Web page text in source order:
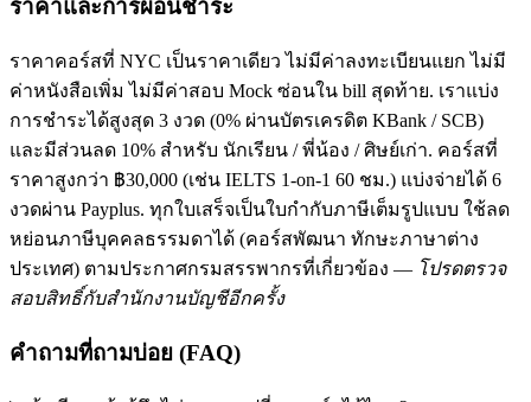
ราคาและการผ่อนชำระ
ราคาคอร์สที่ NYC เป็นราคาเดียว ไม่มีค่าลงทะเบียนแยก ไม่มี
ค่าหนังสือเพิ่ม ไม่มีค่าสอบ Mock ซ่อนใน bill สุดท้าย. เราแบ่ง
การชำระได้สูงสุด 3 งวด (0% ผ่านบัตรเครดิต KBank / SCB)
และมีส่วนลด 10% สำหรับ นักเรียน / พี่น้อง / ศิษย์เก่า. คอร์สที่
ราคาสูงกว่า ฿30,000 (เช่น IELTS 1-on-1 60 ชม.) แบ่งจ่ายได้ 6
งวดผ่าน Payplus. ทุกใบเสร็จเป็นใบกำกับภาษีเต็มรูปแบบ ใช้ลด
หย่อนภาษีบุคคลธรรมดาได้ (คอร์สพัฒนา ทักษะภาษาต่าง
ประเทศ) ตามประกาศกรมสรรพากรที่เกี่ยวข้อง — โปรดตรวจ
สอบสิทธิ์กับสำนักงานบัญชีอีกครั้ง
คำถามที่ถามบ่อย (FAQ)